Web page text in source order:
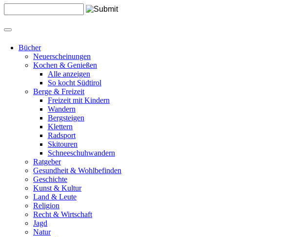
Suchformular
Bücher
Neuerscheinungen
Kochen & Genießen
Alle anzeigen
So kocht Südtirol
Berge & Freizeit
Freizeit mit Kindern
Wandern
Bergsteigen
Klettern
Radsport
Skitouren
Schneeschuhwandern
Ratgeber
Gesundheit & Wohlbefinden
Geschichte
Kunst & Kultur
Land & Leute
Religion
Recht & Wirtschaft
Jagd
Natur